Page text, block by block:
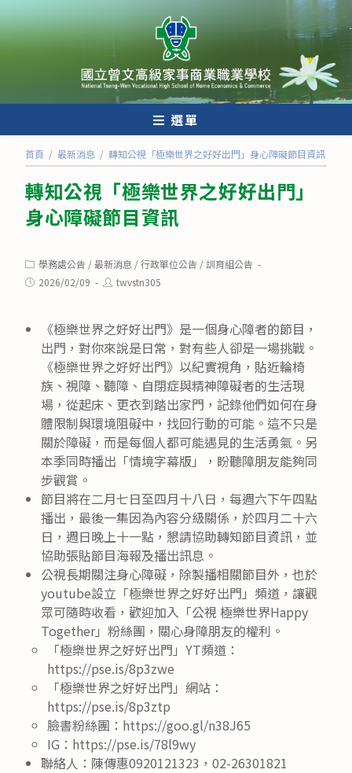
跳
轉
至
內
選單
首頁 / 最新消息 / 轉知公視「極樂世界之好好出門」身心障礙節目資訊
轉知公視「極樂世界之好好出門」
身心障礙節目資訊
Post
category:
學務處公告 /最新消息 /行政單位公告 /訓育組公告
Post2026/02/09
Posttwvstn305
《極樂世界之好好出門》是一個身心障者的節目，
出門，對你來說是日常，對有些人卻是一場挑戰。
《極樂世界之好好出門》以紀實視角，貼近輪椅
族、視障、聽障、自閉症與精神障礙者的生活現
場，從起床、更衣到踏出家門，記錄他們如何在身
體限制與環境阻礙中，找回行動的可能。這不只是
關於障礙，而是每個人都可能遇見的生活勇氣。另
本季同時播出「情境字幕版」，盼聽障朋友能夠同
步觀賞。
節目將在二月七日至四月十八日，每週六下午四點
播出，最後一集因為內容分級關係，於四月二十六
日，週日晚上十一點，懇請協助轉知節目資訊，並
協助張貼節目海報及播出訊息。
公視長期關注身心障礙，除製播相關節目外，也於
youtube設立「極樂世界之好好出門」頻道，讓觀
眾可隨時收看，歡迎加入「公視 極樂世界Happy
Together」粉絲團，關心身障朋友的權利。
「極樂世界之好好出門」YT頻道：
https://pse.is/8p3zwe
「極樂世界之好好出門」網站：
https://pse.is/8p3ztp
臉書粉絲團：https://goo.gl/n38J65
IG：https://pse.is/78l9wy
聯絡人：陳傳惠0920121323，02-26301821